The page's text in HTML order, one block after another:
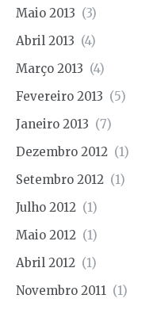
Maio 2013 (3)
Abril 2013 (4)
Março 2013 (4)
Fevereiro 2013 (5)
Janeiro 2013 (7)
Dezembro 2012 (1)
Setembro 2012 (1)
Julho 2012 (1)
Maio 2012 (1)
Abril 2012 (1)
Novembro 2011 (1)